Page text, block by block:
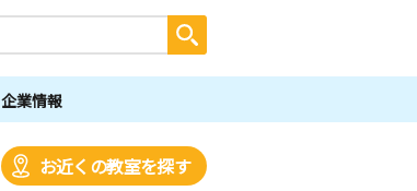
企業情報
お近くの教室を探す